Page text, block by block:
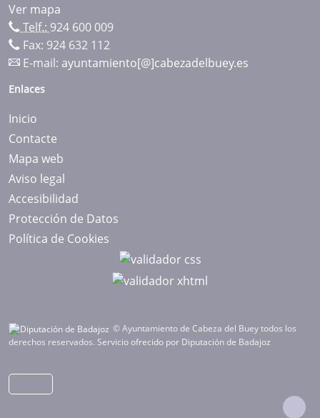
Ver mapa
Telf.: 924 600 009
Fax: 924 632 112
E-mail: ayuntamiento[@]cabezadelbuey.es
Enlaces
Inicio
Contacte
Mapa web
Aviso legal
Accesibilidad
Protección de Datos
Política de Cookies
© Ayuntamiento de Cabeza del Buey todos los
derechos reservados. Servicio ofrecido por Diputación de Badajoz